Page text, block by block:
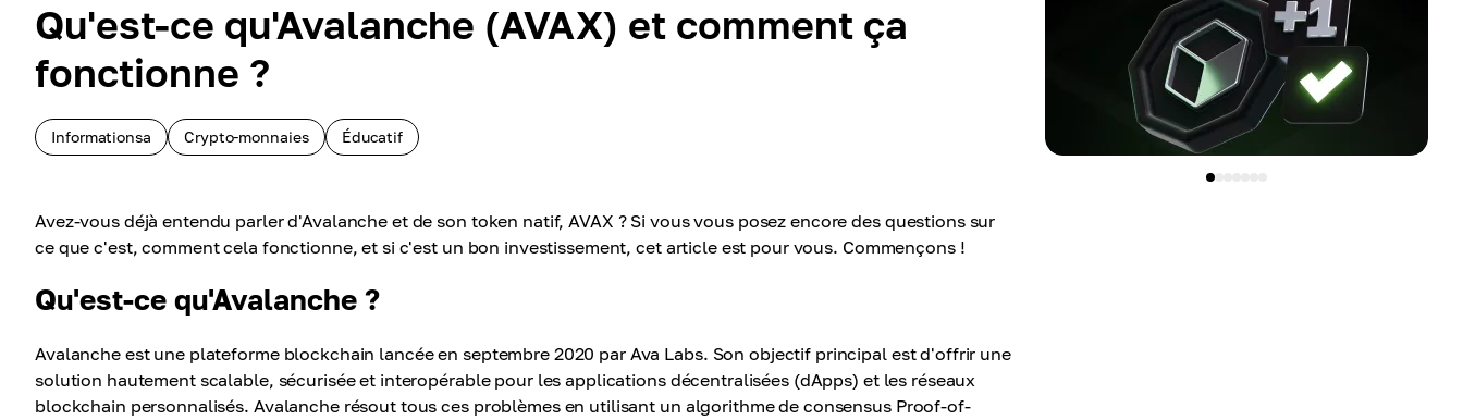
Qu'est-ce qu'Avalanche (AVAX) et comment ça
fonctionne ?
Informationsa Crypto-monnaies Éducatif
Avez-vous déjà entendu parler d'Avalanche et de son token natif, AVAX ? Si vous vous posez encore des questions sur
ce que c'est, comment cela fonctionne, et si c'est un bon investissement, cet article est pour vous. Commençons !
Qu'est-ce qu'Avalanche ?
Avalanche est une plateforme blockchain lancée en septembre 2020 par Ava Labs. Son objectif principal est d'offrir une
solution hautement scalable, sécurisée et interopérable pour les applications décentralisées (dApps) et les réseaux
blockchain personnalisés. Avalanche résout tous ces problèmes en utilisant un algorithme de consensus Proof-of-